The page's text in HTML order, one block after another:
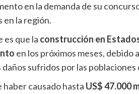
en la demanda de su
la región.
es que la construcción en
en los próximos meses, debido
daños sufridos por las
haber causado hasta US$ 47.000